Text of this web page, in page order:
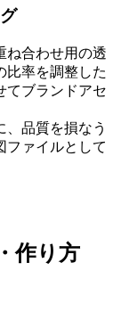
ね合わせ用の透
比率を調整した
てブランドアセ
、品質を損なう
ファイルとして
作り方